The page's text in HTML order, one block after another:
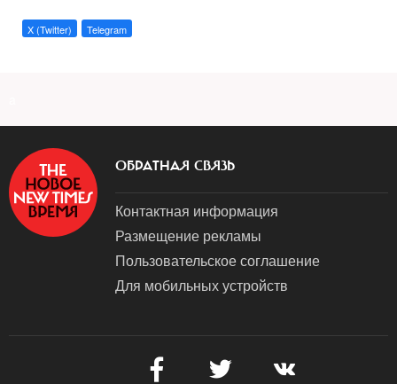
X (Twitter) Telegram
ОБРАТНАЯ СВЯЗЬ
Контактная информация
Размещение рекламы
Пользовательское соглашение
Для мобильных устройств